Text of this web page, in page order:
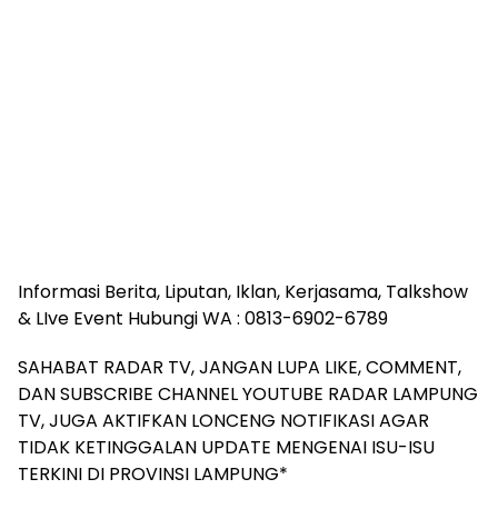
Informasi Berita, Liputan, Iklan, Kerjasama, Talkshow
& LIve Event Hubungi WA : 0813-6902-6789
SAHABAT RADAR TV, JANGAN LUPA LIKE, COMMENT,
DAN SUBSCRIBE CHANNEL YOUTUBE RADAR LAMPUNG
TV, JUGA AKTIFKAN LONCENG NOTIFIKASI AGAR
TIDAK KETINGGALAN UPDATE MENGENAI ISU-ISU
TERKINI DI PROVINSI LAMPUNG*